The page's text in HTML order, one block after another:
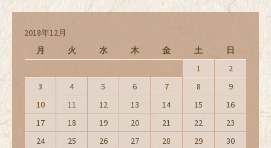
2018年12月
月
火 水 木 金 土 日
1
2
3
4 5 6 7 8
9
10
11 12 13 14 15
16
17
18 19 20 21 22
23
24
25 26 27 28 29
30